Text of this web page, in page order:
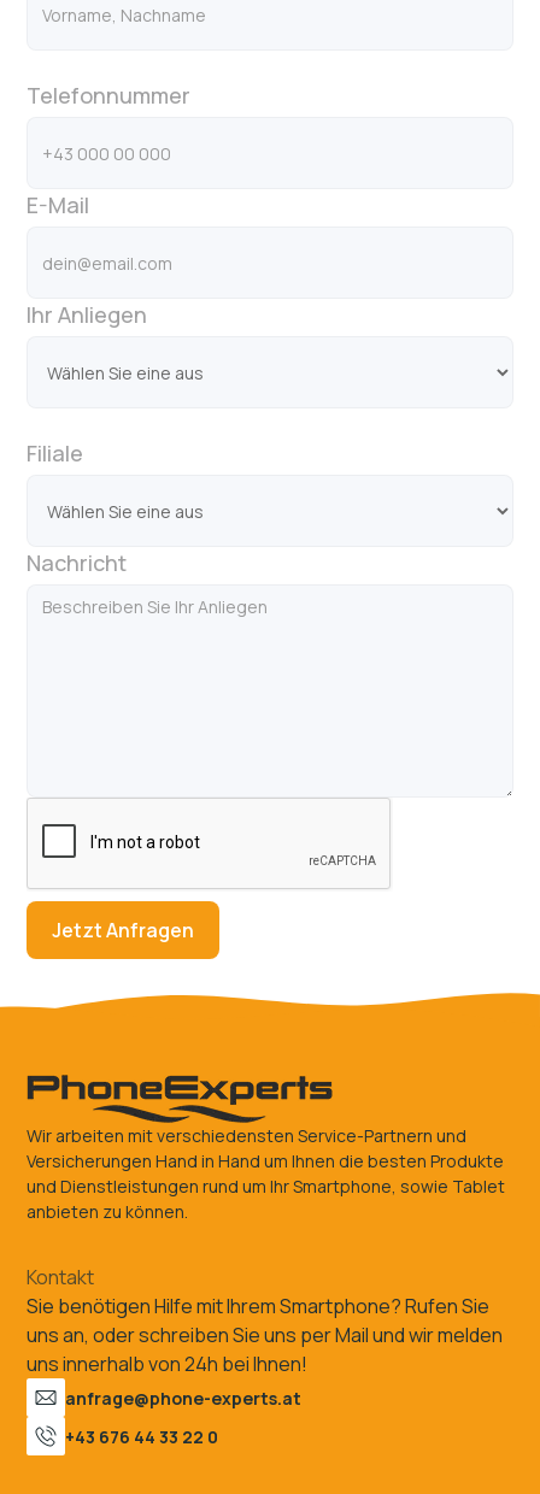
Telefonnummer
E-Mail
Ihr Anliegen
Filiale
Nachricht
Wir arbeiten mit verschiedensten Service-Partnern und
Versicherungen Hand in Hand um Ihnen die besten Produkte
und Dienstleistungen rund um Ihr Smartphone, sowie Tablet
anbieten zu können.
Kontakt
Sie benötigen Hilfe mit Ihrem Smartphone? Rufen Sie
uns an, oder schreiben Sie uns per Mail und wir melden
uns innerhalb von 24h bei Ihnen!
anfrage@phone-experts.at
+43 676 44 33 22 0